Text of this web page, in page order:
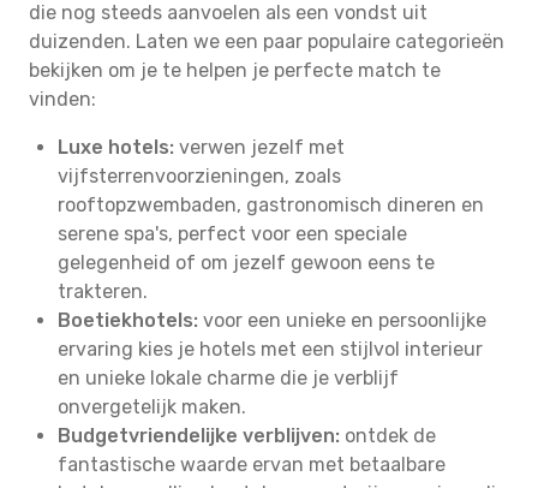
die nog steeds aanvoelen als een vondst uit
duizenden. Laten we een paar populaire categorieën
bekijken om je te helpen je perfecte match te
vinden:
Luxe hotels: verwen jezelf met
vijfsterrenvoorzieningen, zoals
rooftopzwembaden, gastronomisch dineren en
serene spa's, perfect voor een speciale
gelegenheid of om jezelf gewoon eens te
trakteren.
Boetiekhotels: voor een unieke en persoonlijke
ervaring kies je hotels met een stijlvol interieur
en unieke lokale charme die je verblijf
onvergetelijk maken.
Budgetvriendelijke verblijven: ontdek de
fantastische waarde ervan met betaalbare